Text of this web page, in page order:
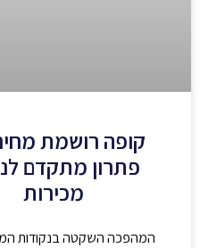
קופה רושמת
פתרון מתקדם
מכירות
המהפכה השקטה בנקודות